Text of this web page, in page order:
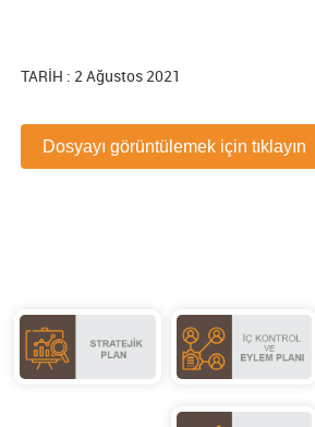
TARİH : 2 Ağustos 2021
Dosyayı görüntülemek için tıklayın